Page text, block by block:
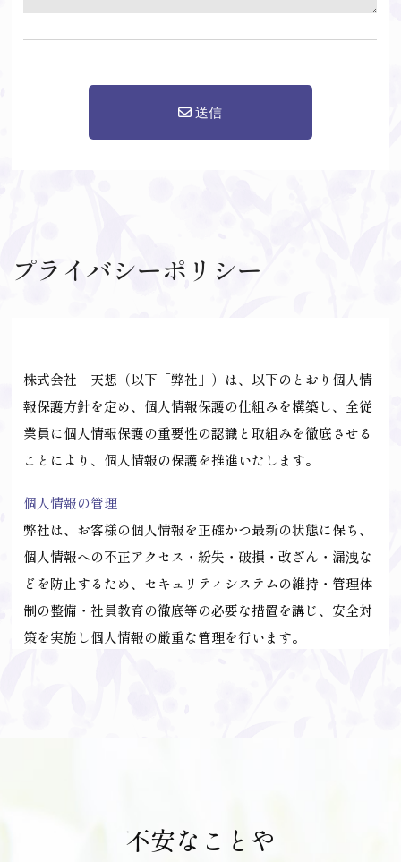
プライバシーポリシー
株式会社 天想（以下「弊社」）は、以下のとおり個人情
報保護方針を定め、個人情報保護の仕組みを構築し、全従
業員に個人情報保護の重要性の認識と取組みを徹底させる
ことにより、個人情報の保護を推進いたします。
個人情報の管理
弊社は、お客様の個人情報を正確かつ最新の状態に保ち、
個人情報への不正アクセス・紛失・破損・改ざん・漏洩な
どを防止するため、セキュリティシステムの維持・管理体
制の整備・社員教育の徹底等の必要な措置を講じ、安全対
策を実施し個人情報の厳重な管理を行います。
弊社は、お客様よりお預かりした個人情報を適切に管理
不安なことや